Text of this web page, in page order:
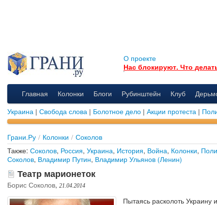
О проекте
Нас блокируют. Что
Главная Колонки Блоги Рубинштейн Клуб
Украина | Свобода слова | Болотное дело | Акции протеста |
Грани.Ру / Колонки / Соколов
Также: Соколов, Россия, Украина, История, Война, Колонки,
Соколов, Владимир Путин, Владимир Ульянов (Ленин)
Театр марионеток
Борис Соколов, 21.04.2014
Пытаясь расколоть Украину